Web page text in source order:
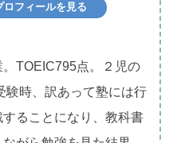
ロフィールを見る
TOEIC795点。２児の
験時、訳あって塾には行
ることになり、教科書